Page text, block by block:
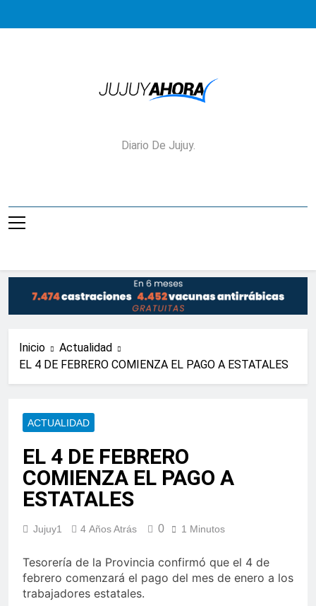
Jujuy Ahora!
Diario De Jujuy.
Inicio
Actualidad
EL 4 DE FEBRERO COMIENZA EL PAGO A ESTATALES
ACTUALIDAD
EL 4 DE FEBRERO
COMIENZA EL PAGO A
ESTATALES
Jujuy1 4 Años Atrás 0 1 Minutos
Tesorería de la Provincia confirmó que el 4 de
febrero comenzará el pago del mes de enero a los
trabajadores estatales.